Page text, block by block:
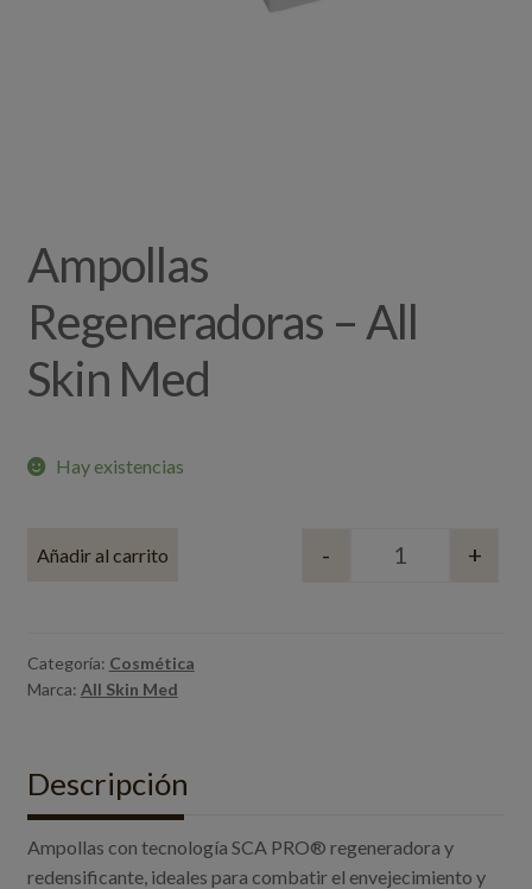
Ampollas
Regeneradoras – All
Skin Med
Hay existencias
Quantity
- +
Añadir al carrito
Categoría: Cosmética
Marca: All Skin Med
Descripción
Ampollas con tecnología SCA PRO® regeneradora y
redensificante, ideales para combatir el envejecimiento y